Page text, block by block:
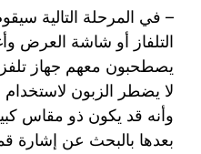
– في المرحلة التالية
التلفاز أو شاشة العرض
يصطحبون معهم جهاز
لا يضطر الزبون
وأنه قد يكون ذو مقاس
بعدها بالبحث عن إشارة